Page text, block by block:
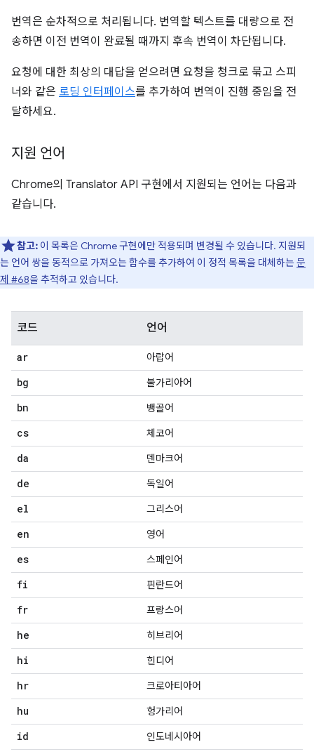
번역은 순차적으로 처리됩니다. 번역할 텍스트를 대량으로 전
송하면 이전 번역이 완료될 때까지 후속 번역이 차단됩니다.
요청에 대한 최상의 대답을 얻으려면 요청을 청크로 묶고 스피
너와 같은 로딩 인터페이스를 추가하여 번역이 진행 중임을 전
달하세요.
지원 언어
Chrome의 Translator API 구현에서 지원되는 언어는 다음과
같습니다.
참고: 이 목록은 Chrome 구현에만 적용되며 변경될 수 있습니다. 지원되
는 언어 쌍을 동적으로 가져오는 함수를 추가하여 이 정적 목록을 대체하는문
제 #68을 추적하고 있습니다.
코드 언어
ar 아랍어
bg 불가리아어
bn 뱅골어
cs 체코어
da 덴마크어
de 독일어
el 그리스어
en 영어
es 스페인어
fi 핀란드어
fr 프랑스어
he 히브리어
hi 힌디어
hr 크로아티아어
hu 헝가리어
id 인도네시아어